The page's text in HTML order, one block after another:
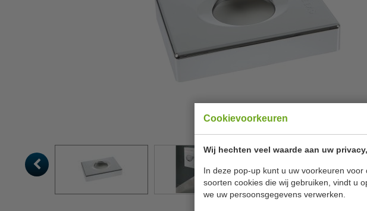
Cookievoorkeuren
Wij hechten veel waarde aan uw
In deze pop-up kunt u uw voorkeuren
soorten cookies die wij gebruiken, vindt u
we uw persoonsgegevens verwerken.